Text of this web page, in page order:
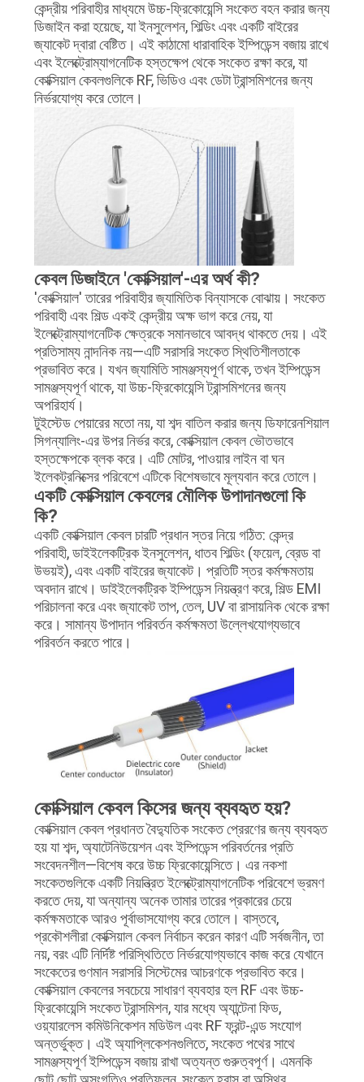
কেন্দ্রীয় পরিবাহীর মাধ্যমে উচ্চ-ফ্রিকোয়েন্সি সংকেত বহন করার জন্য
ডিজাইন করা হয়েছে, যা ইনসুলেশন, শিল্ডিং এবং একটি বাইরের
জ্যাকেট দ্বারা বেষ্টিত। এই কাঠামো ধারাবাহিক ইম্পিডেন্স বজায় রাখে
এবং ইলেক্ট্রোম্যাগনেটিক হস্তক্ষেপ থেকে সংকেত রক্ষা করে, যা
কোক্সিয়াল কেবলগুলিকে RF, ভিডিও এবং ডেটা ট্রান্সমিশনের জন্য
নির্ভরযোগ্য করে তোলে।
কেবল ডিজাইনে 'কোক্সিয়াল'-এর অর্থ কী?
'কোক্সিয়াল' তারের পরিবাহীর জ্যামিতিক বিন্যাসকে বোঝায়। সংকেত
পরিবাহী এবং শিল্ড একই কেন্দ্রীয় অক্ষ ভাগ করে নেয়, যা
ইলেক্ট্রোম্যাগনেটিক ক্ষেত্রকে সমানভাবে আবদ্ধ থাকতে দেয়। এই
প্রতিসাম্য নান্দনিক নয়—এটি সরাসরি সংকেত স্থিতিশীলতাকে
প্রভাবিত করে। যখন জ্যামিতি সামঞ্জস্যপূর্ণ থাকে, তখন ইম্পিডেন্স
সামঞ্জস্যপূর্ণ থাকে, যা উচ্চ-ফ্রিকোয়েন্সি ট্রান্সমিশনের জন্য
অপরিহার্য।
টুইস্টেড পেয়ারের মতো নয়, যা শব্দ বাতিল করার জন্য ডিফারেনশিয়াল
সিগন্যালিং-এর উপর নির্ভর করে, কোক্সিয়াল কেবল ভৌতভাবে
হস্তক্ষেপকে ব্লক করে। এটি মোটর, পাওয়ার লাইন বা ঘন
ইলেকট্রনিক্সের পরিবেশে এটিকে বিশেষভাবে মূল্যবান করে তোলে।
একটি কোক্সিয়াল কেবলের মৌলিক উপাদানগুলো কি
কি?
একটি কোক্সিয়াল কেবল চারটি প্রধান স্তর নিয়ে গঠিত: কেন্দ্র
পরিবাহী, ডাইইলেকট্রিক ইনসুলেশন, ধাতব শিল্ডিং (ফয়েল, ব্রেড বা
উভয়ই), এবং একটি বাইরের জ্যাকেট। প্রতিটি স্তর কর্মক্ষমতায়
অবদান রাখে। ডাইইলেকট্রিক ইম্পিডেন্স নিয়ন্ত্রণ করে, শিল্ড EMI
পরিচালনা করে এবং জ্যাকেট তাপ, তেল, UV বা রাসায়নিক থেকে রক্ষা
করে। সামান্য উপাদান পরিবর্তন কর্মক্ষমতা উল্লেখযোগ্যভাবে
পরিবর্তন করতে পারে।
কোক্সিয়াল কেবল কিসের জন্য ব্যবহৃত হয়?
কোক্সিয়াল কেবল প্রধানত বৈদ্যুতিক সংকেত প্রেরণের জন্য ব্যবহৃত
হয় যা শব্দ, অ্যাটেনিউয়েশন এবং ইম্পিডেন্স পরিবর্তনের প্রতি
সংবেদনশীল—বিশেষ করে উচ্চ ফ্রিকোয়েন্সিতে। এর নকশা
সংকেতগুলিকে একটি নিয়ন্ত্রিত ইলেক্ট্রোম্যাগনেটিক পরিবেশে ভ্রমণ
করতে দেয়, যা অন্যান্য অনেক তামার তারের প্রকারের চেয়ে
কর্মক্ষমতাকে আরও পূর্বাভাসযোগ্য করে তোলে। বাস্তবে,
প্রকৌশলীরা কোক্সিয়াল কেবল নির্বাচন করেন কারণ এটি সর্বজনীন, তা
নয়, বরং এটি নির্দিষ্ট পরিস্থিতিতে নির্ভরযোগ্যভাবে কাজ করে যেখানে
সংকেতের গুণমান সরাসরি সিস্টেমের আচরণকে প্রভাবিত করে।
কোক্সিয়াল কেবলের সবচেয়ে সাধারণ ব্যবহার হল RF এবং উচ্চ-
ফ্রিকোয়েন্সি সংকেত ট্রান্সমিশন, যার মধ্যে অ্যান্টেনা ফিড,
ওয়্যারলেস কমিউনিকেশন মডিউল এবং RF ফ্রন্ট-এন্ড সংযোগ
অন্তর্ভুক্ত। এই অ্যাপ্লিকেশনগুলিতে, সংকেত পথের সাথে
সামঞ্জস্যপূর্ণ ইম্পিডেন্স বজায় রাখা অত্যন্ত গুরুত্বপূর্ণ। এমনকি